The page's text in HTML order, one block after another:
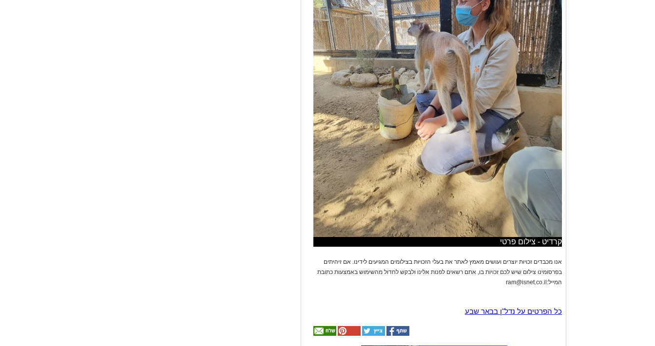
קרדיט - צילום פרטי
אנו מכבדים זכויות יוצרים ועושים מאמץ לאתר את בעלי הזכויות בצילומים המגיעים לידינו. אם זיהיתים
בפרסומינו צילום שיש לכם זכויות בו, אתם רשאים לפנות אלינו ולבקש לחדול מהשימוש באמצעות כתובת
המייל: ram@isnet.co.il
כל הפרטים על נדל"ן בבאר שבע